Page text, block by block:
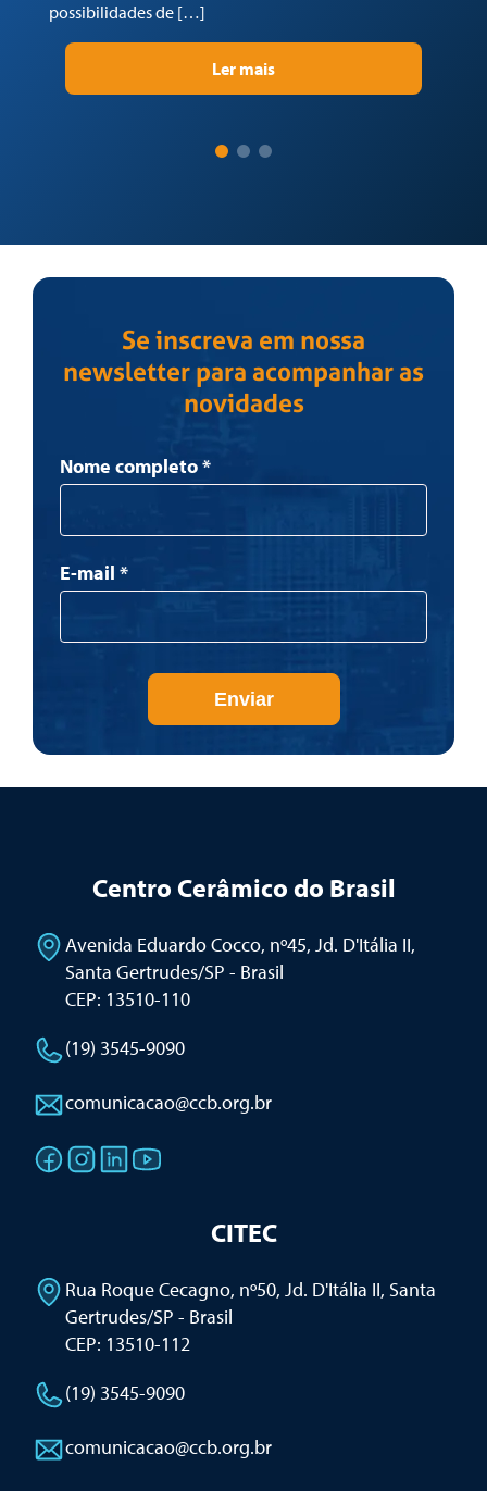
possibilidades de […]
Ler mais
Se inscreva em nossa
newsletter para acompanhar as
novidades
Newsletter
Nome completo*
E-mail *
Enviar
Centro Cerâmico do Brasil
Avenida Eduardo Cocco, nº45, Jd. D'Itália II,
Santa Gertrudes/SP - Brasil
CEP: 13510-110
(19) 3545-9090
comunicacao@ccb.org.br
CITEC
Rua Roque Cecagno, nº50, Jd. D'Itália II, Santa
Gertrudes/SP - Brasil
CEP: 13510-112
(19) 3545-9090
comunicacao@ccb.org.br